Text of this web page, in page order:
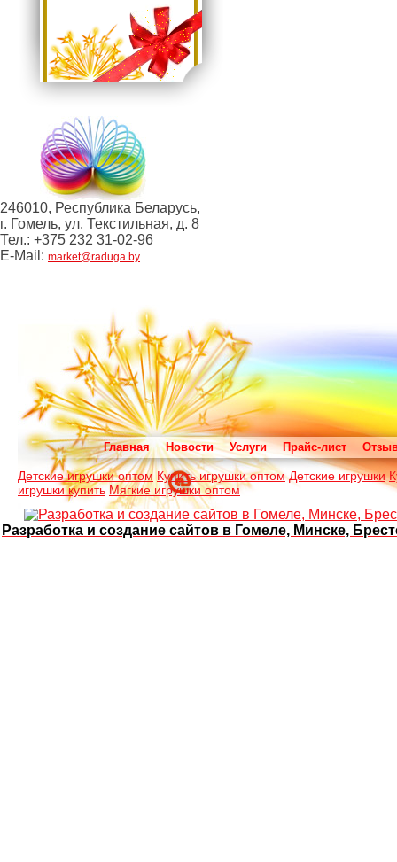
246010, Республика Беларусь,
г. Гомель, ул. Текстильная, д. 8
Тел.: +375 232 31-02-96
E-Mail: market@raduga.by
Главная Новости Услуги Прайс-лист
Детские игрушки оптом Купить игрушки оптом Детские игрушки
игрушки купить Мягкие игрушки оптом
Разработка и создание сайтов в Гомеле, Минске,